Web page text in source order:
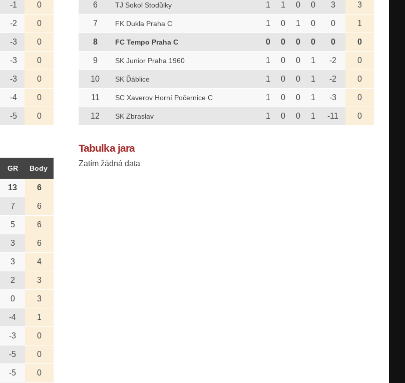
-1 0
-2 0
-3 0
-3 0
-3 0
-4 0
-5 0
6 TJ Sokol Stodůlky 1 1 0 0 3 3
7 FK Dukla Praha C 1 0 1 0 0 1
8 FC Tempo Praha C 0 0 0 0 0 0
9 SK Junior Praha 1960 1 0 0 1 -2 0
10 SK Ďáblice 1 0 0 1 -2 0
11 SC Xaverov Horní Počernice C 1 0 0 1 -3 0
12 SK Zbraslav 1 0 0 1 -11 0
GR Body
13 6
7 6
5 6
3 6
3 4
2 3
0 3
-4 1
-3 0
-5 0
-5 0
Tabulka jara
Zatím žádná data